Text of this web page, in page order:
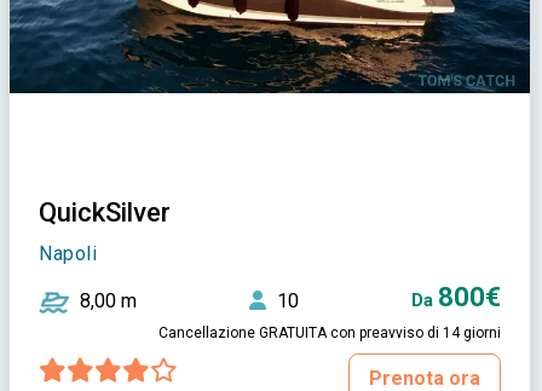
QuickSilver
Napoli
8,00 m 10 Da 800€
Cancellazione GRATUITA con preavviso di 14 giorni
Prenota ora